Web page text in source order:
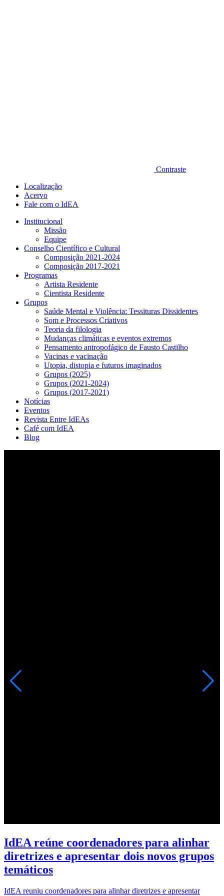
Contraste
Localização
Acervo
Fale com o IdEA
Institucional
Missão
Equipe
Conselho Científico e Cultural
Composição 2021-2024
Composição 2017-2021
Programas
Artista Residente
Cientista Residente
Grupos
Saúde Mental e Violência: Tessituras Dissidentes
Som e Processos Criativos
Teoria da filologia
Mudanças climáticas e eventos extremos
Pensamento antropofágico de Fausto Castilho
Vacinas e vacinação
Utopia, distopia e futuros imaginados
Grupos (2025)
Grupos (2021-2024)
Grupos (2017-2021)
Notícias
Eventos
Revista Entre IdEAs
Café com IdEA
Blog
IdEA reúne coordenadores para alinhar
diretrizes e apresentar dois novos grupos
temáticos
IdEA reuniu coordenadores para alinhar diretrizes e apresentar